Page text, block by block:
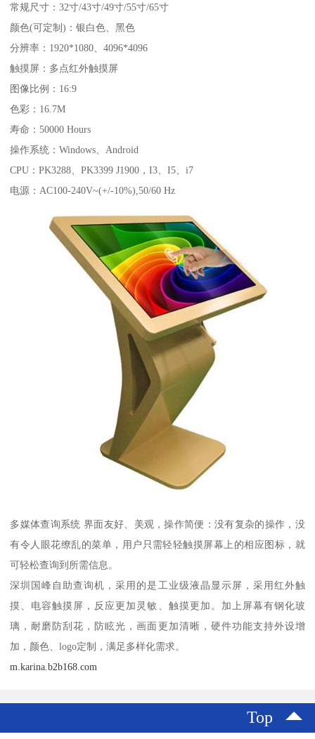
常规尺寸：32寸/43寸/49寸/55寸/65寸
颜色(可定制)：银白色、黑色
分辨率：1920*1080、4096*4096
触摸屏：多点红外触摸屏
图像比例：16:9
色彩：16.7M
寿命：50000 Hours
操作系统：Windows、Android
CPU：PK3288、PK3399 J1900，I3、I5、i7
电源：AC100-240V~(+/-10%),50/60 Hz
多媒体查询系统 界面友好、美观，操作简便：没有复杂的操作，没
有令人眼花缭乱的菜单，用户只需轻轻触摸屏幕上的相应图标，就
可轻松查询到所需信息。
深圳国峰自助查询机，采用的是工业级液晶显示屏，采用红外触
摸、电容触摸屏，反应更加灵敏、触摸更加。加上屏幕有钢化玻
璃，耐磨防刮花，防眩光，画面更加清晰，硬件功能支持外设增
加，颜色、logo定制，满足多样化需求。
m.karina.b2b168.com
Top